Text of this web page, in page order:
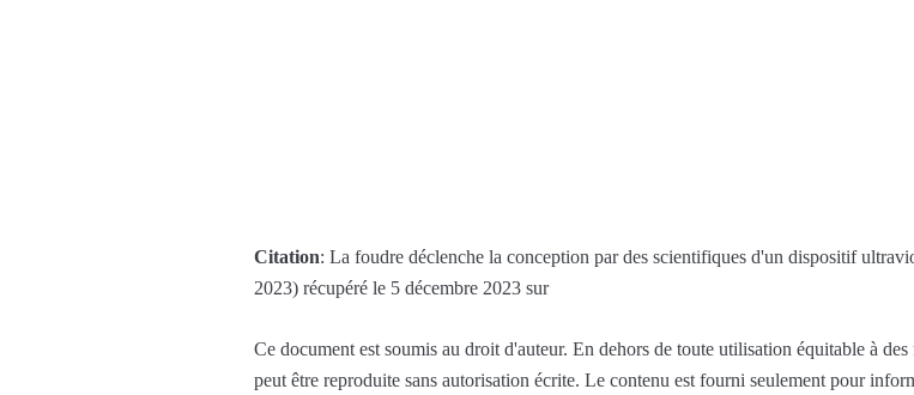
Citation: La foudre déclenche la conception par des scientifiques d'un dispositif
2023) récupéré le 5 décembre 2023 sur
Ce document est soumis au droit d'auteur. En dehors de toute utilisation équitable à
peut être reproduite sans autorisation écrite. Le contenu est fourni seulement pour